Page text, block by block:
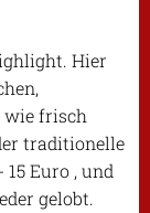
Hier
wie frisch
traditionelle
Euro , und
gelobt.